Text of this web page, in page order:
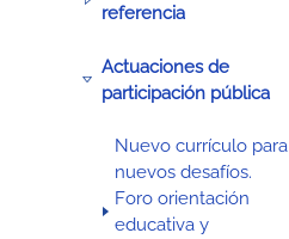
referencia
Actuaciones de
participación pública
Nuevo currículo para
nuevos desafíos.
Foro orientación
educativa y